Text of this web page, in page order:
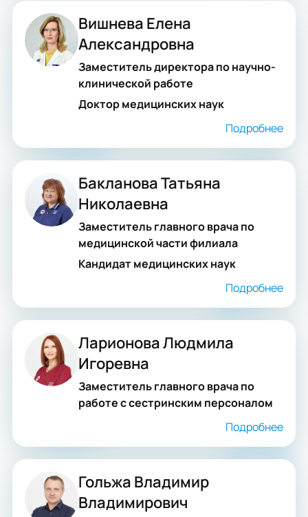
Вишнева Елена
Александровна
Заместитель директора по научно-
клинической работе
Доктор медицинских наук
Подробнее
Бакланова Татьяна
Николаевна
Заместитель главного врача по
медицинской части филиала
Кандидат медицинских наук
Подробнее
Ларионова Людмила
Игоревна
Заместитель главного врача по
работе с сестринским персоналом
Подробнее
Гольжа Владимир
Владимирович